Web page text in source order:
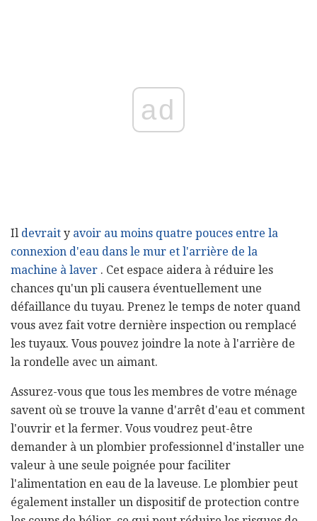
ad
Il devrait y avoir au moins quatre pouces entre la
connexion d'eau dans le mur et l'arrière de la
machine à laver . Cet espace aidera à réduire les
chances qu'un pli causera éventuellement une
défaillance du tuyau. Prenez le temps de noter quand
vous avez fait votre dernière inspection ou remplacé
les tuyaux. Vous pouvez joindre la note à l'arrière de
la rondelle avec un aimant.
Assurez-vous que tous les membres de votre ménage
savent où se trouve la vanne d'arrêt d'eau et comment
l'ouvrir et la fermer. Vous voudrez peut-être
demander à un plombier professionnel d'installer une
valeur à une seule poignée pour faciliter
l'alimentation en eau de la laveuse. Le plombier peut
également installer un dispositif de protection contre